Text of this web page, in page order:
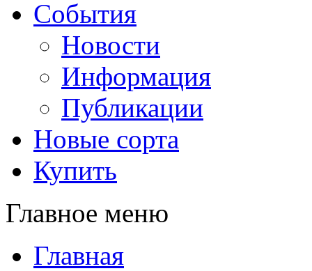
События
Новости
Информация
Публикации
Новые сорта
Купить
Главное меню
Главная